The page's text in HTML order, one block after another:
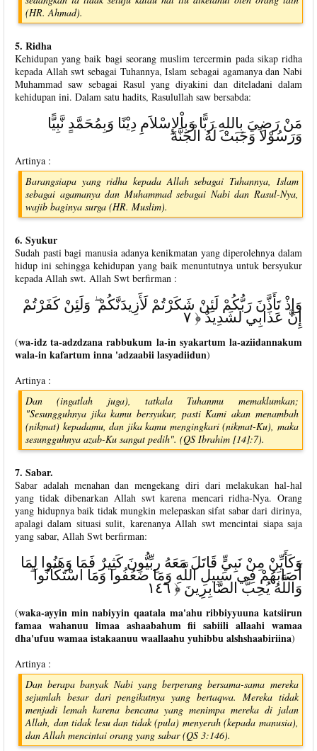
(HR. Ahmad).
5. Ridha
Kehidupan yang baik bagi seorang muslim tercermin pada sikap ridha
kepada Allah swt sebagai Tuhannya, Islam sebagai agamanya dan Nabi
Muhammad saw sebagai Rasul yang diyakini dan diteladani dalam
kehidupan ini. Dalam satu hadits, Rasulullah saw bersabda:
مَنْ رَضِيَ بِاللهِ رَبًّا وَبِاْلإِسْلاَمِ دِيْنًا وَبِمُحَمَّدٍ نَّبِيًّا
وَرَسُوْلاً وَجَبَتْ لَهُ الْجَنَّةَ
Artinya :
Barangsiapa yang ridha kepada Allah sebagai Tuhannya, Islam
sebagai agamanya dan Muhammad sebagai Nabi dan Rasul-Nya,
wajib baginya surga (HR. Muslim).
6. Syukur
Sudah pasti bagi manusia adanya kenikmatan yang diperolehnya dalam
hidup ini sehingga kehidupan yang baik menuntutnya untuk bersyukur
kepada Allah swt. Allah Swt berfirman :
وَإِذْ تَأَذَّنَ رَبُّكُمْ لَئِنْ شَكَرْتُمْ لَأَزِيدَنَّكُمْ ۖ وَلَئِنْ كَفَرْتُمْ
إِنَّ عَذَابِي لَشَدِيدٌ ﴿ ٧
(wa-idz ta-adzdzana rabbukum la-in syakartum la-aziidannakum
wala-in kafartum inna 'adzaabii lasyadiidun)
Artinya :
Dan (ingatlah juga), tatkala Tuhanmu memaklumkan;
"Sesungguhnya jika kamu bersyukur, pasti Kami akan menambah
(nikmat) kepadamu, dan jika kamu mengingkari (nikmat-Ku), maka
sesungguhnya azab-Ku sangat pedih". (QS Ibrahim [14]:7).
7. Sabar.
Sabar adalah menahan dan mengekang diri dari melakukan hal-hal
yang tidak dibenarkan Allah swt karena mencari ridha-Nya. Orang
yang hidupnya baik tidak mungkin melepaskan sifat sabar dari dirinya,
apalagi dalam situasi sulit, karenanya Allah swt mencintai siapa saja
yang sabar, Allah Swt berfirman:
وَكَأَيِّنْ مِنْ نَبِيٍّ قَاتَلَ مَعَهُ رِبِّيُّونَ كَثِيرٌ فَمَا وَهَنُوا لِمَا
أَصَابَهُمْ فِي سَبِيلِ اللَّهِ وَمَا ضَعُفُوا وَمَا اسْتَكَانُوا ۗ
وَاللَّهُ يُحِبُّ الصَّابِرِينَ ﴿ ١٤٦
(waka-ayyin min nabiyyin qaatala ma'ahu ribbiyyuuna katsiirun
famaa wahanuu limaa ashaabahum fii sabiili allaahi wamaa
dha'ufuu wamaa istakaanuu waallaahu yuhibbu alshshaabiriina)
Artinya :
Dan berapa banyak Nabi yang berperang bersama-sama mereka
sejumlah besar dari pengikutnya yang bertaqwa. Mereka tidak
menjadi lemah karena bencana yang menimpa mereka di jalan
Allah, dan tidak lesu dan tidak (pula) menyerah (kepada manusia),
dan Allah mencintai orang yang sabar (QS 3:146).